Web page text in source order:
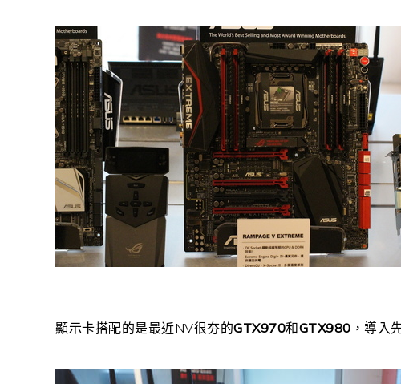
顯示卡搭配的是最近NV很夯的GTX970和GTX980 ，導入